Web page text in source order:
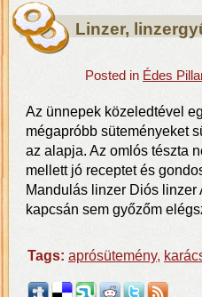
Linzer,
Posted in Édes
Az ünnepek közeledtével
mégapróbb süteményeket
az alapja. Az omlós tészta
mellett jó receptet és
Mandulás linzer Diós linzer
kapcsán sem győzőm
Tags: aprósütemény,